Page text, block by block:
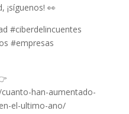
¡síguenos! 👀
#ciberdelincuentes
#empresas
han-aumentado-
el-ultimo-ano/